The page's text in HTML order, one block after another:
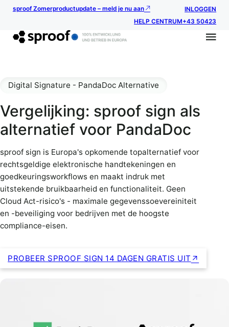
sproof Zomerproductupdate – meld je nu aan
INLOGGEN
HELP CENTRUM+43 50423
Vergelijking: sproof sign als
alternatief voor PandaDoc
Digital Signature - PandaDoc Alternative
sproof sign is Europa's opkomende topalternatief voor
rechtsgeldige elektronische handtekeningen en
goedkeuringsworkflows en maakt indruk met
uitstekende bruikbaarheid en functionaliteit. Geen
Cloud Act-risico's - maximale gegevenssoevereiniteit
en -beveiliging voor bedrijven met de hoogste
compliance-eisen.
PROBEER SPROOF SIGN 14 DAGEN GRATIS UIT